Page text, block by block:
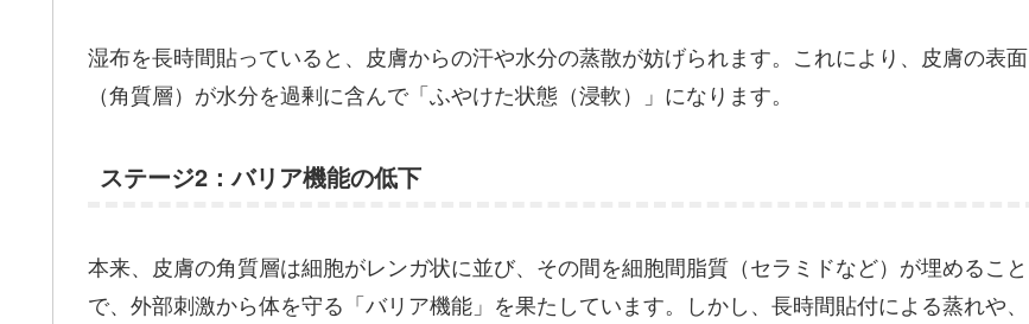
湿布を長時間貼っていると、皮膚からの汗や水分の蒸散が妨げられます。これにより、皮膚の表面
（角質層）が水分を過剰に含んで「ふやけた状態（浸軟）」になります。
ステージ2：バリア機能の低下
本来、皮膚の角質層は細胞がレンガ状に並び、その間を細胞間脂質（セラミドなど）が埋めること
で、外部刺激から体を守る「バリア機能」を果たしています。しかし、長時間貼付による蒸れや、